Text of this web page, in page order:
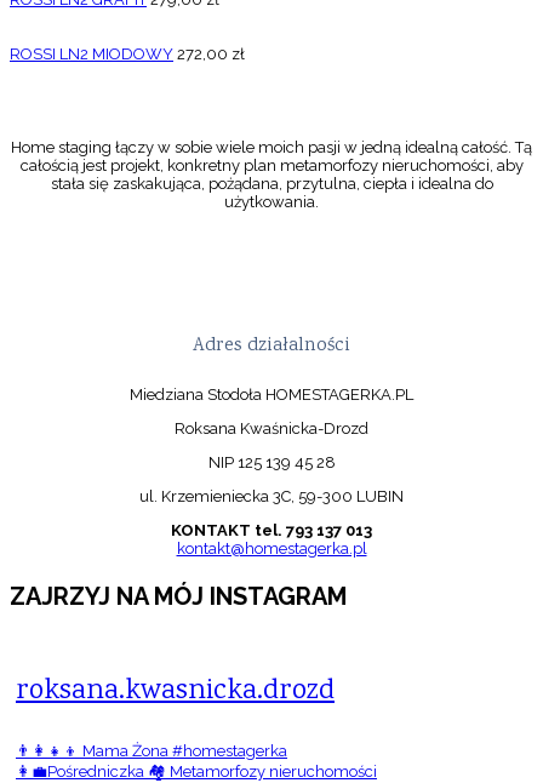
ROSSI LN2 MIODOWY 272,00 zł
Home staging łączy w sobie wiele moich pasji w jedną idealną całość. Tą
całością jest projekt, konkretny plan metamorfozy nieruchomości, aby
stała się zaskakująca, pożądana, przytulna, ciepła i idealna do
użytkowania.
Adres działalności
Miedziana Stodoła HOMESTAGERKA.PL
Roksana Kwaśnicka-Drozd
NIP 125 139 45 28
ul. Krzemieniecka 3C, 59-300 LUBIN
KONTAKT tel. 793 137 013
kontakt@homestagerka.pl
ZAJRZYJ NA MÓJ INSTAGRAM
roksana.kwasnicka.drozd
👨‍👩‍👧‍👦 Mama Żona #homestagerka
👩‍💼Pośredniczka 🏘️ Metamorfozy nieruchomości